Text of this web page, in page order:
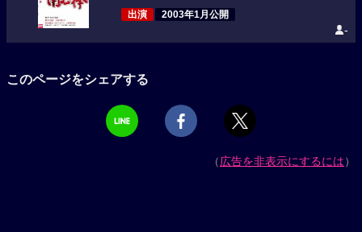
出演 2003年1月公開
-
このページをシェアする
（広告を非表示にするには）